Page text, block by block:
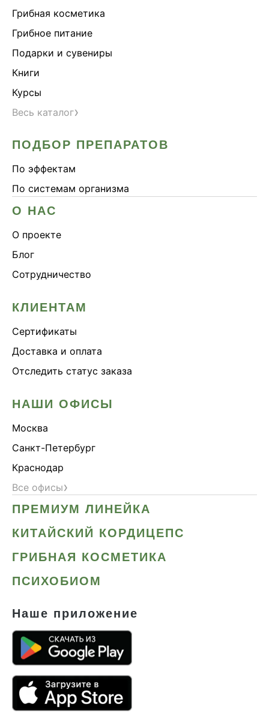
Грибная косметика
Грибное питание
Подарки и сувениры
Книги
Курсы
Весь каталог›
ПОДБОР ПРЕПАРАТОВ
По эффектам
По системам организма
О НАС
О проекте
Блог
Сотрудничество
КЛИЕНТАМ
Сертификаты
Доставка и оплата
Отследить статус заказа
НАШИ ОФИСЫ
Москва
Санкт-Петербург
Краснодар
Все офисы›
ПРЕМИУМ ЛИНЕЙКА
КИТАЙСКИЙ КОРДИЦЕПС
ГРИБНАЯ КОСМЕТИКА
ПСИХОБИОМ
Наше приложение